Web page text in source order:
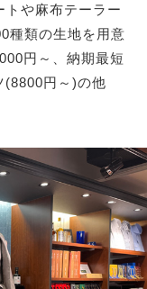
トや麻布テーラー
種類の生地を用意
円～、納期最短
(8800円～)の他